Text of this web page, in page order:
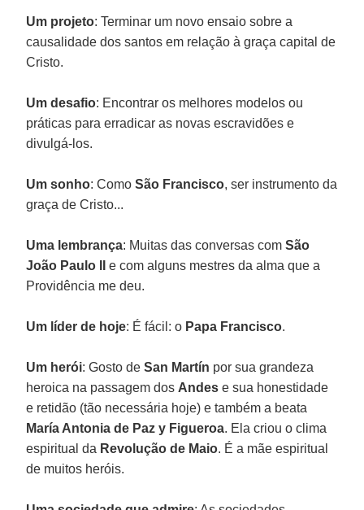
Um projeto: Terminar um novo ensaio sobre a
causalidade dos santos em relação à graça capital de
Cristo.
Um desafio: Encontrar os melhores modelos ou
práticas para erradicar as novas escravidões e
divulgá-los.
Um sonho: ComoSão Francisco, ser instrumento da
graça de Cristo...
Uma lembrança: Muitas das conversas comSão
João Paulo II
e com alguns mestres da alma que a
Providência me deu.
Um líder de hoje: É fácil: o Papa Francisco.
Um herói: Gosto deSan Martín por sua grandeza
heroica na passagem dos Andes e sua honestidade
e retidão (tão necessária hoje) e também a beata
María Antonia de Paz y Figueroa. Ela criou o clima
espiritual da Revolução de Maio. É a mãe espiritual
de muitos heróis.